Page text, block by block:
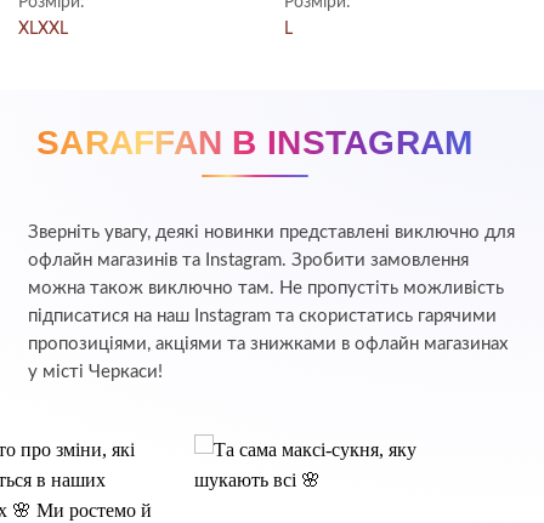
XLXXL
L
SARAFFAN В INSTAGRAM
Зверніть увагу, деякі новинки представлені виключно для
офлайн магазинів та Instagram. Зробити замовлення
можна також виключно там. Не пропустіть можливість
підписатися на наш Instagram та скористатись гарячими
пропозиціями, акціями та знижками в офлайн магазинах
у місті Черкаси!